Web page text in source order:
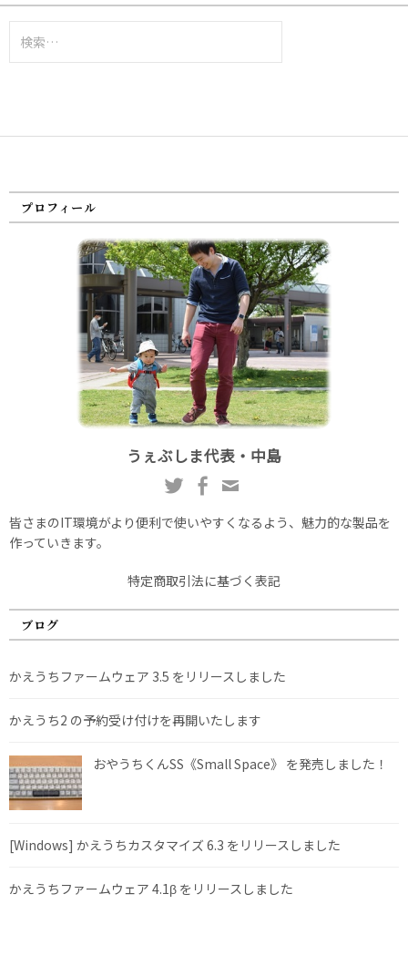
索:
プロフィール
うぇぶしま代表・中島
皆さまのIT環境がより便利で使いやすくなるよう、魅力的な製品を
作っていきます。
特定商取引法に基づく表記
ブログ
かえうちファームウェア 3.5 をリリースしました
かえうち2 の予約受け付けを再開いたします
おやうちくんSS《Small Space》 を発売しました！
[Windows] かえうちカスタマイズ 6.3 をリリースしました
かえうちファームウェア 4.1β をリリースしました